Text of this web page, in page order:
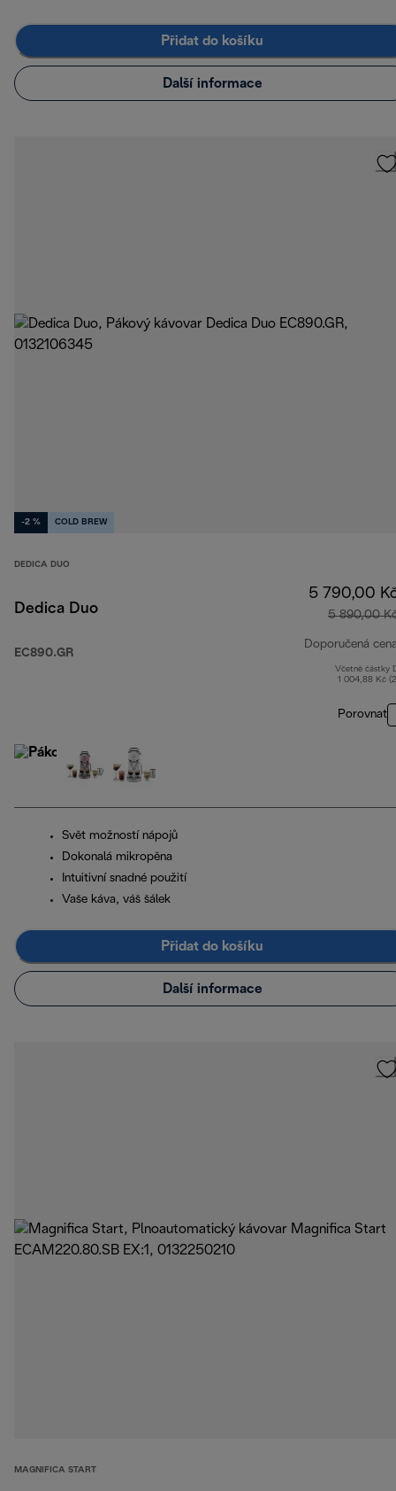
Přidat do košíku
Další informace
-2 % COLD BREW
DEDICA DUO
Dedica Duo
EC890.GR
5 790,00
5 890,00
Doporučená
Včetně částky
1 004,88 Kč
Porovnat
Svět možností nápojů
Dokonalá mikropěna
Intuitivní snadné použití
Vaše káva, váš šálek
Přidat do košíku
Další informace
MAGNIFICA START